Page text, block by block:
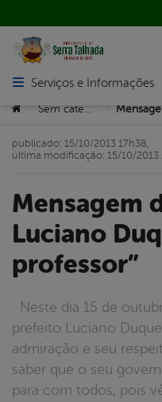
Abrir menu principal de
Serviços e Informações
Você está aqui:
> >
Mensagem do prefeito
Luciano
professor”
Neste dia 15 de outubro, dia do professor, o
prefeito Luciano
admiração e seu
saber que o seu
para com todos, pois
publicado: 15/10/2013 17h38,
última modificação: 15/10/2013